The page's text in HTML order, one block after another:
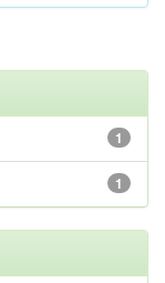
1
1